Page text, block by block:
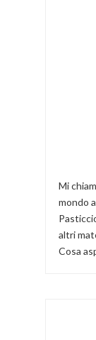
Mi
mondo
altri
Cosa